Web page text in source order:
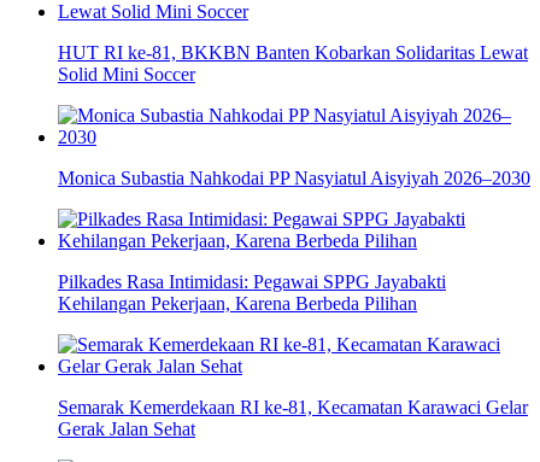
HUT RI ke-81, BKKBN Banten Kobarkan Solidaritas Lewat
Solid Mini Soccer
Monica Subastia Nahkodai PP Nasyiatul Aisyiyah 2026–2030
Pilkades Rasa Intimidasi: Pegawai SPPG Jayabakti
Kehilangan Pekerjaan, Karena Berbeda Pilihan
Semarak Kemerdekaan RI ke-81, Kecamatan Karawaci Gelar
Gerak Jalan Sehat